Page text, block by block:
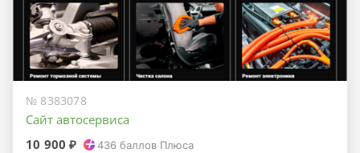
№ 8383078
Сайт автосервиса
10 900 ₽
436баллов Плюса